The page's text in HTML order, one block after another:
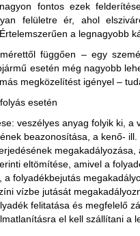
fontos ezek
felületre ér, ahol
a legnagyobb
függően – egy
esetén még nagyobb
megközelítést igényel –
esetén
veszélyes anyag folyik ki, a
beazonosítása, a kenő-
megakadályozása,
eltömítése, amivel a
folyadékbejutás
vízbe jutását
felitatása és megfelelő
el kell szállítani a